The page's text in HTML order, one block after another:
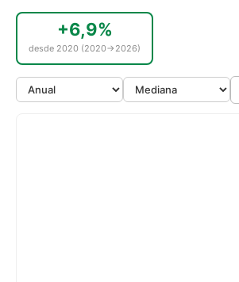
+6,9%
desde 2020 (2020→2026)